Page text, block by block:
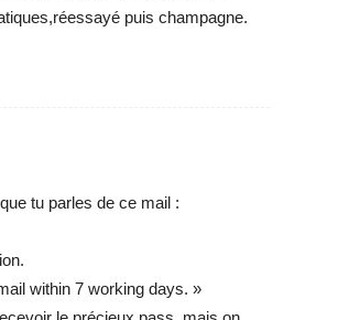
puis champagne.
tu parles de ce mail :
within 7 working days. »